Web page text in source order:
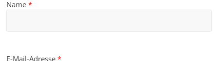
Name*
E-Mail-Adresse*